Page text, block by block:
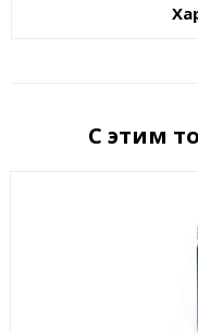
С этим